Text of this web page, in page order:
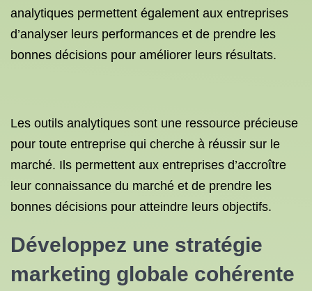
analytiques permettent également aux entreprises
d’analyser leurs performances et de prendre les
bonnes décisions pour améliorer leurs résultats.
Les outils analytiques sont une ressource précieuse
pour toute entreprise qui cherche à réussir sur le
marché. Ils permettent aux entreprises d’accroître
leur connaissance du marché et de prendre les
bonnes décisions pour atteindre leurs objectifs.
Développez une stratégie
marketing globale cohérente